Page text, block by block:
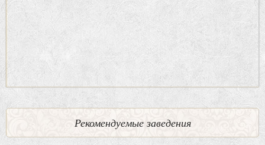
Рекомендуемые заведения